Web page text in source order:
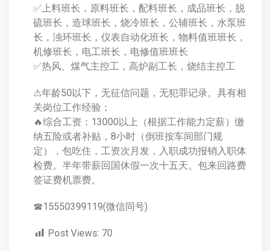
✅上料班长，原料班长，配料班长，成品班长，脱
硫班长，造球班长，烧冷班长，公辅班长，水泵班
长，浊环班长，仪表自动化班长，物料值班班长，
机修班长，电工班长，电修值班班长
✅热风、煤气主控工，高炉副工长，烧结主控工
⚠年龄50以下，无征信问题，无犯罪记录。具有相
关岗位工作经验；
🔥综合工资：13000以上（根据工作能力定薪）缴
纳五险或者补贴，8小时（倒班按车间部门规
定），包吃住，工资次月发，入职成功报销入职体
检费。半年带薪回国休假一次十五天。包来回路费
签证费机票费。
☎15550399119(微信同号)
Post Views: 70